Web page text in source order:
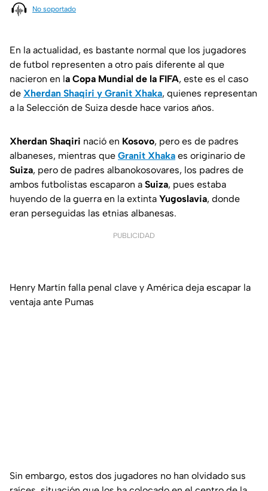
No soportado
En la actualidad, es bastante normal que los jugadores
de futbol representen a otro país diferente al que
nacieron en la Copa Mundial de la FIFA, este es el caso
de Xherdan Shaqiri y Granit Xhaka, quienes representan
a la Selección de Suiza desde hace varios años.
Xherdan Shaqiri nació en Kosovo, pero es de padres
albaneses, mientras que Granit Xhaka es originario de
Suiza, pero de padres albanokosovares, los padres de
ambos futbolistas escaparon a Suiza, pues estaba
huyendo de la guerra en la extinta Yugoslavia, donde
eran perseguidas las etnias albanesas.
PUBLICIDAD
Henry Martín falla penal clave y América deja escapar la
ventaja ante Pumas
Sin embargo, estos dos jugadores no han olvidado sus